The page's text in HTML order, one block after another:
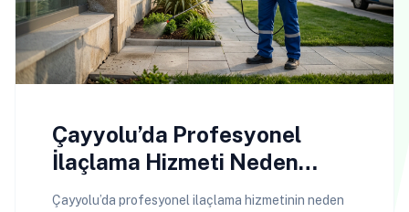
Çayyolu’da Profesyonel
İlaçlama Hizmeti Neden
Gerekli?
Çayyolu’da profesyonel ilaçlama hizmetinin neden